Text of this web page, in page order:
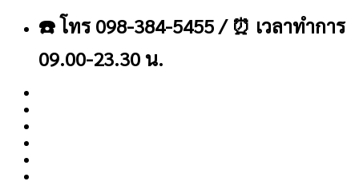
เนื้อหา
☎️ โทร 098-384-5455 / ⏰ เวลาทำการ
09.00-23.30 น.